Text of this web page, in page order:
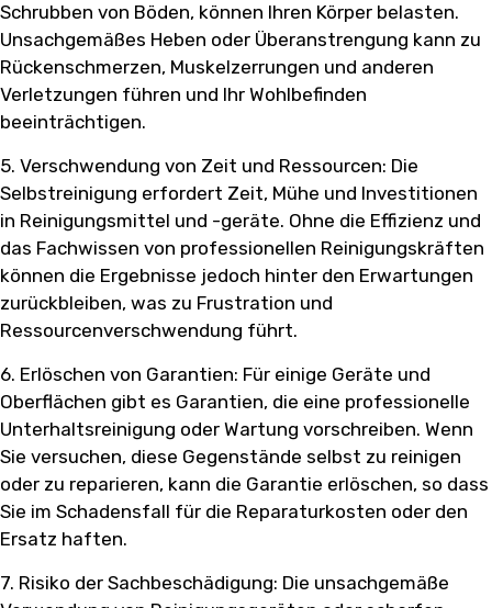
Schrubben von Böden, können Ihren Körper belasten.
Unsachgemäßes Heben oder Überanstrengung kann zu
Rückenschmerzen, Muskelzerrungen und anderen
Verletzungen führen und Ihr Wohlbefinden
beeinträchtigen.
5. Verschwendung von Zeit und Ressourcen: Die
Selbstreinigung erfordert Zeit, Mühe und Investitionen
in Reinigungsmittel und -geräte. Ohne die Effizienz und
das Fachwissen von professionellen Reinigungskräften
können die Ergebnisse jedoch hinter den Erwartungen
zurückbleiben, was zu Frustration und
Ressourcenverschwendung führt.
6. Erlöschen von Garantien: Für einige Geräte und
Oberflächen gibt es Garantien, die eine professionelle
Unterhaltsreinigung oder Wartung vorschreiben. Wenn
Sie versuchen, diese Gegenstände selbst zu reinigen
oder zu reparieren, kann die Garantie erlöschen, so dass
Sie im Schadensfall für die Reparaturkosten oder den
Ersatz haften.
7. Risiko der Sachbeschädigung: Die unsachgemäße